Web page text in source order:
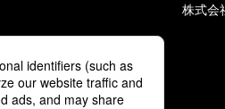
株式会